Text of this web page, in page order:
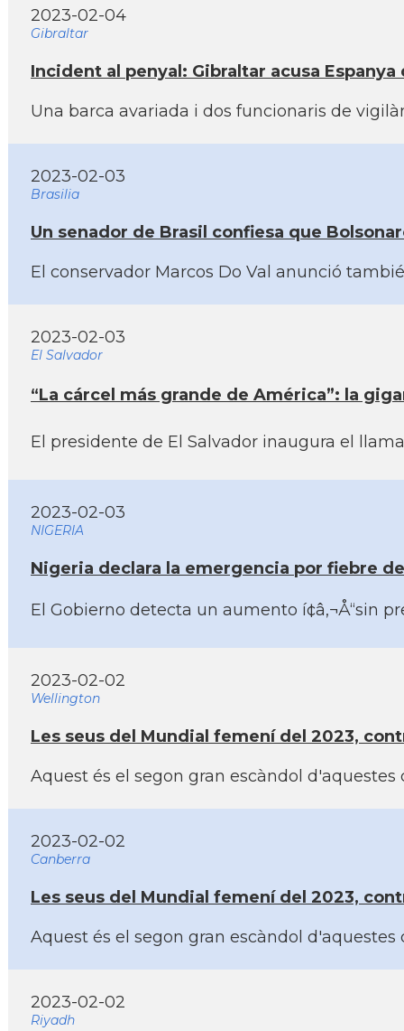
2023-02-04
Gibraltar
Incident al penyal: Gibraltar acusa
Una barca avariada i dos funcionaris de
2023-02-03
Brasilia
Un senador de Brasil confiesa que
El conservador Marcos Do Val anunció
2023-02-03
El Salvador
“La cárcel más grande de América”: la
El presidente de El Salvador inaugura el
2023-02-03
NIGERIA
Nigeria declara la emergencia por fiebre
El Gobierno detecta un aumento í¢â‚¬Å“sin
2023-02-02
Wellington
Les seus del Mundial femení­ del 2023,
Aquest és el segon gran escàndol
2023-02-02
Canberra
Les seus del Mundial femení­ del 2023,
Aquest és el segon gran escàndol
2023-02-02
Riyadh